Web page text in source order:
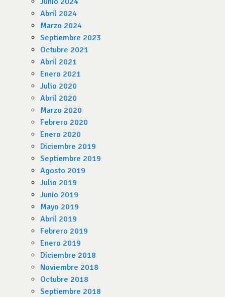
Abril 2024
Marzo 2024
Septiembre 2023
Octubre 2021
Abril 2021
Enero 2021
Julio 2020
Abril 2020
Marzo 2020
Febrero 2020
Enero 2020
Diciembre 2019
Septiembre 2019
Agosto 2019
Julio 2019
Junio 2019
Mayo 2019
Abril 2019
Febrero 2019
Enero 2019
Diciembre 2018
Noviembre 2018
Octubre 2018
Septiembre 2018